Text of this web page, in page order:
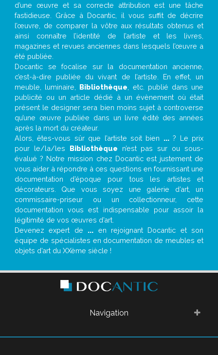
d’une œuvre et sa correcte attribution est une tâche
fastidieuse. Grâce à Docantic, il vous suffit de décrire
l’œuvre, de comparer la vôtre aux résultats obtenus et
ainsi connaître l’identité de l’artiste et les livres,
magazines et revues anciennes dans lesquels l’œuvre a
été publiée.
Docantic se focalise sur la documentation ancienne,
c’est-à-dire publiée du vivant de l’artiste. En effet, un
meuble, luminaire, Bibliothèque , etc. publié dans une
publicité ou un article dédié à un évènement où était
présent le designer sera bien moins sujet à controverse
qu’une œuvre publiée dans un livre édité des années
après la mort du créateur.
Alors, êtes-vous sûr que l’artiste soit bien ...? Le prix
pour le/la/les Bibliothèque n’est pas sur ou sous-
évalué ? Notre mission chez Docantic est justement de
vous aider à répondre à ces questions en fournissant une
documentation d’époque pour tous les artistes et
décorateurs. Que vous soyez une galerie d’art, un
commissaire-priseur ou un collectionneur, cette
documentation vous est indispensable pour assoir la
légitimité de vos œuvres d’art.
Devenez expert de ... en rejoignant Docantic et son
équipe de spécialistes en documentation de meubles et
objets d’art du XXème siècle !
Navigation